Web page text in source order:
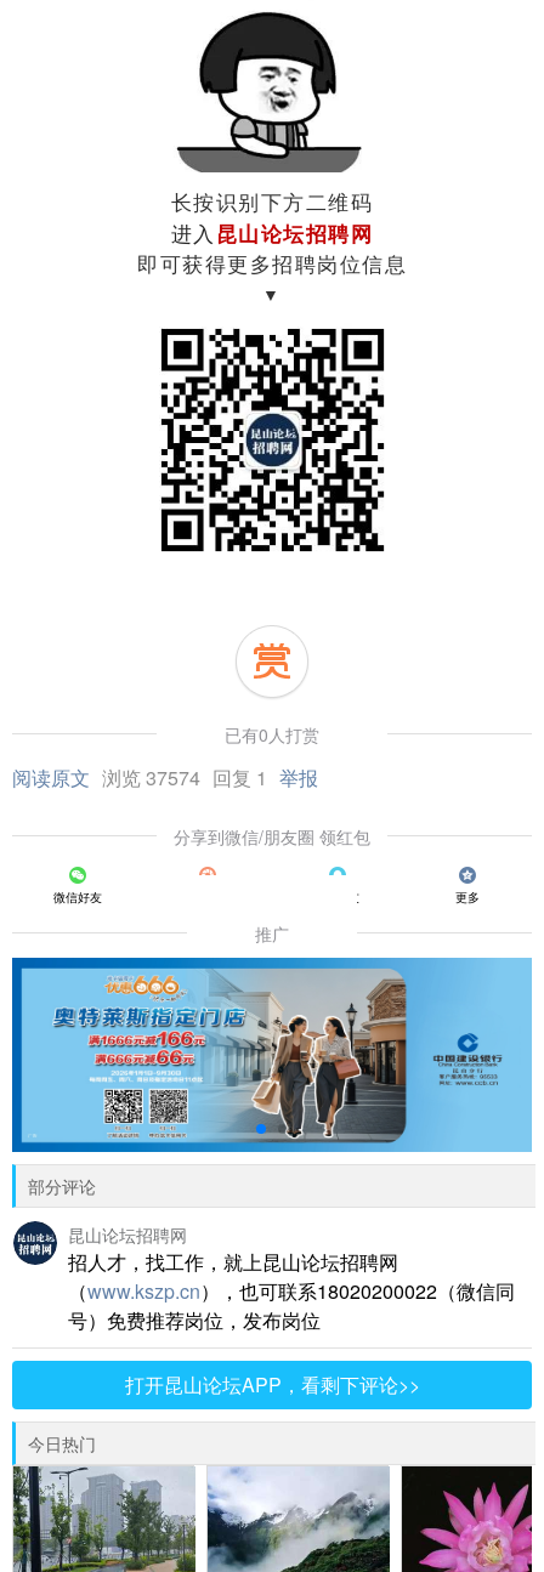
长按识别下方二维码
进入 昆山论坛招聘网
即可获得更多招聘岗位信息
▼
已有0人打赏
阅读原文 浏览 37574 回复 1 举报
分享到微信/朋友圈 领红包
微信好友 QQ好友 更多
推广
部分评论
昆山论坛招聘网
招人才，找工作，就上昆山论坛招聘网
（www.kszp.cn），也可联系18020200022（微信同
号）免费推荐岗位，发布岗位
打开昆山论坛APP，看剩下评论>>
今日热门